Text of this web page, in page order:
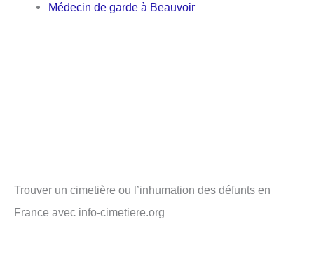
Médecin de garde à Beauvoir
Trouver un cimetière ou l’inhumation des défunts en
France avec info-cimetiere.org